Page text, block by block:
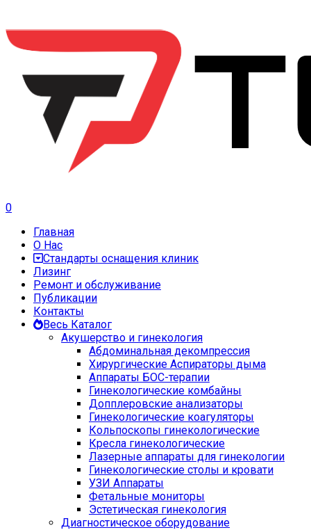
0
Главная
О Нас
Стандарты оснащения клиник
Лизинг
Ремонт и обслуживание
Публикации
Контакты
Весь Каталог
Акушерство и гинекология
Абдоминальная декомпрессия
Хирургические Аспираторы дыма
Аппараты БОС-терапии
Гинекологические комбайны
Допплеровские анализаторы
Гинекологические коагуляторы
Кольпоскопы гинекологические
Кресла гинекологические
Лазерные аппараты для гинекологии
Гинекологические столы и кровати
УЗИ Аппараты
Фетальные мониторы
Эстетическая гинекология
Диагностическое оборудование